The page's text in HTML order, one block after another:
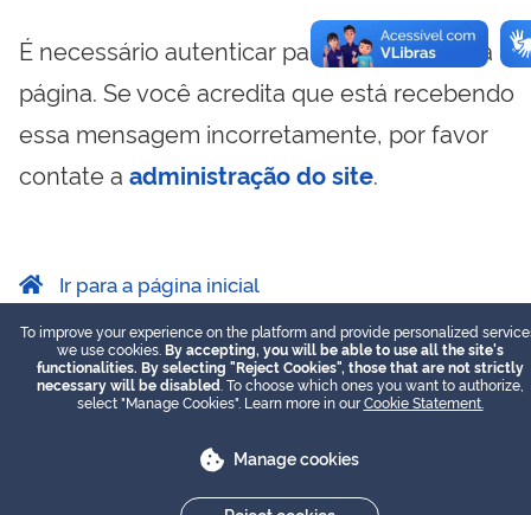
É necessário autenticar para visualizar essa
página. Se você acredita que está recebendo
essa mensagem incorretamente, por favor
contate a administração do site.
Ir para a página inicial
To improve your experience on the platform and provide personalized
we use cookies. By accepting, you will be able to use all the site's
functionalities. By selecting "Reject Cookies", those that are not strictly
necessary will be disabled. To choose which ones you want to authorize,
select "Manage Cookies". Learn more in ourCookie Statement.
Manage cookies